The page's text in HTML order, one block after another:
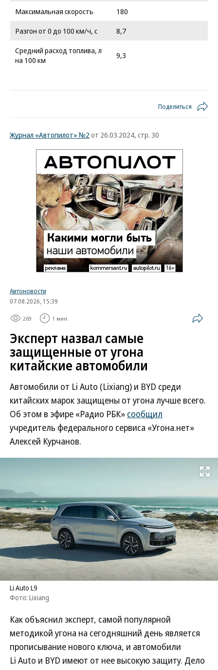
Максимальная скорость
180
Разгон от 0 до 100 км/ч, с
8,7
Средний расход топлива, л
на 100 км
9,3
Поделиться
Журнал «Автопилот» №2 от 26.03.2024, стр. 30
Автоновости
07.08.2026, 15:39
269 1 мин.
Эксперт назвал самые
защищенные от угона
китайские автомобили
Автомобили от Li Auto (Lixiang) и BYD среди
китайских марок защищены от угона лучше всего.
Об этом в эфире «Радио РБК» сообщил
учредитель федерального сервиса «Угона.нет»
Алексей Курчанов.
Развернуть
Li Auto L9
Фото: Lixiang
Как объяснил эксперт, самой популярной
методикой угона на сегодняшний день является
прописывание нового ключа, и автомобили
Li Auto и BYD имеют от нее высокую защиту. Дело